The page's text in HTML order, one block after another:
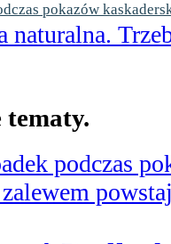
pokazów
naturalna.
tematy.
podczas